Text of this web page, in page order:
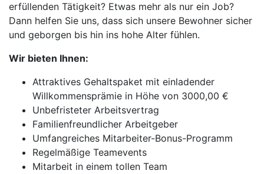
erfüllenden Tätigkeit? Etwas mehr als nur ein Job?
Dann helfen Sie uns, dass sich unsere Bewohner sicher
und geborgen bis hin ins hohe Alter fühlen.
Wir bieten Ihnen:
Attraktives Gehaltspaket mit einladender
Willkommensprämie in Höhe von 3000,00 €
Unbefristeter Arbeitsvertrag
Familienfreundlicher Arbeitgeber
Umfangreiches Mitarbeiter-Bonus-Programm
Regelmäßige Teamevents
Mitarbeit in einem tollen Team